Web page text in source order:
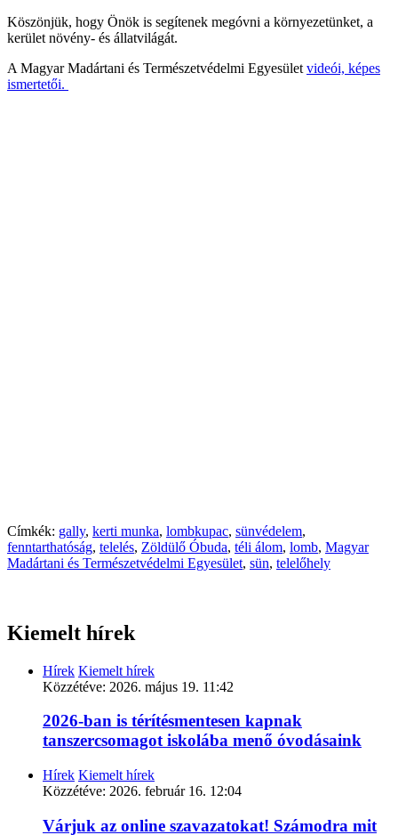
Köszönjük, hogy Önök is segítenek megóvni a környezetünket, a
kerület növény- és állatvilágát.
A Magyar Madártani és Természetvédelmi Egyesület videói, képes
ismertetői.
Címkék: gally, kerti munka, lombkupac, sünvédelem,
fenntarthatóság, telelés, Zöldülő Óbuda, téli álom, lomb, Magyar
Madártani és Természetvédelmi Egyesület, sün, telelőhely
Kiemelt hírek
Hírek Kiemelt hírek
Közzétéve: 2026. május 19. 11:42
2026-ban is térítésmentesen kapnak
tanszercsomagot iskolába menő óvodásaink
Hírek Kiemelt hírek
Közzétéve: 2026. február 16. 12:04
Várjuk az online szavazatokat! Számodra mit